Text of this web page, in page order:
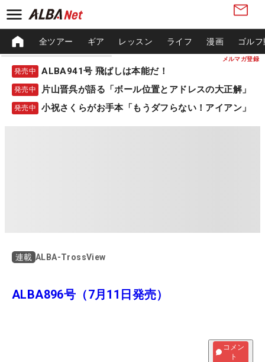
メルマガ登録
全ツアー ギア レッスン ライフ 漫画 ゴル
発売中 ALBA941号 飛ばしは本能だ！
発売中 片山晋呉が語る「ボール位置とアドレスの大正解」
発売中 小祝さくらがお手本「もうダフらない！アイアン」
連載 ALBA-TrossView
ALBA896号（7月11日発売）
コメン
ト